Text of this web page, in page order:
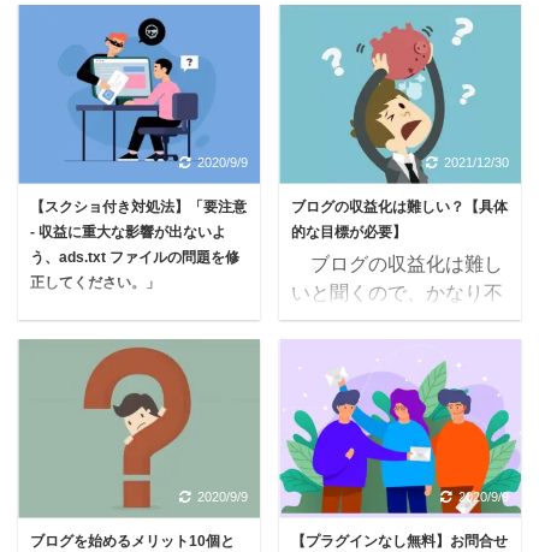
象を選択して、『続行』
をクリックします。
&nbsp ...
ないのですが、合計で
30,800円と結構高価にな
ってしまいます。 しか
し、セルフバックを行え
ば、割 ...
グインを知りたいな。
プラグインは、
WordPressに必要な機能
を追加するパーツのよう
なものです。 プラグイ
ンを追加しすぎると重た
くなってしまうので、必
要な物だけを厳選してイ
ンストールしておきまし
ょう！ 本記事では、私
す。 Affinger5で必要な
プラグイン5選 プラグ ...
ツールを押さえたい ブ
ログの収益攻略に欠かせ
ないツールのみを紹介し
ていきます。 これら以
外にも便利ツールはあり
ますが、今から紹介する
9つのツールは最低限絶
対押さえておきたいツー
に必須のツール9選
AFFINGER
RankTracker（自サイト
の検索順位の分析） もし
もアフィリエイトの簡単
リンク（物販リ ...
2020/9/9
【スクショ付き対処法】「要注意
- 収益に重大な影響が出ないよ
う、ads.txt ファイルの問題を修
正してください。」
使っている人で、
GoogleAdsenseの画面
に・・・ 要注意 - 収益
に重大な影響が出ないよ
う、ads.txt ファイルの問
題を修正してください。
のメッセージが出現し
た際の対処法を、スクシ
2021/12/30
ブログの収益化は難しい？【具体
的な目標が必要】
ブログの収益化は難し
いと聞くので、かなり不
安です・・ ブログを収
多いのですが・・・ ブ
ログの収益化は難しいと
言われています！ 収益
化が難しい要因 生存率が
低い 目標設定が曖昧
Googleのアップデートに
2020/9/9
ブログを始めるメリット10個と
2020/9/9
【プラグインなし無料】お問合せ